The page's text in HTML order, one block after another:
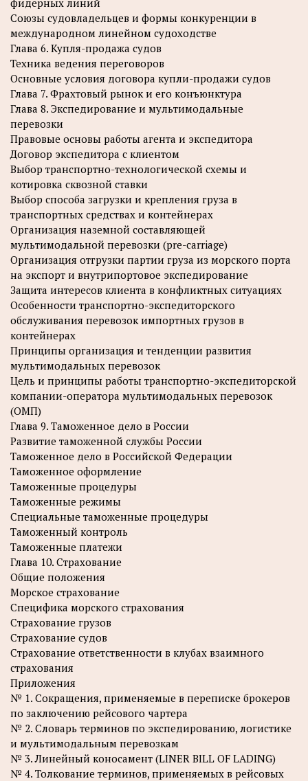
фидерных линий
Союзы судовладельцев и формы конкуренции в
международном линейном судоходстве
Глава 6. Купля-продажа судов
Техника ведения переговоров
Основные условия договора купли-продажи судов
Глава 7. Фрахтовый рынок и его конъюнктура
Глава 8. Экспедирование и мультимодальные
перевозки
Правовые основы работы агента и экспедитора
Договор экспедитора с клиентом
Выбор транспортно-технологической схемы и
котировка сквозной ставки
Выбор способа загрузки и крепления груза в
транспортных средствах и контейнерах
Организация наземной составляющей
мультимодальной перевозки (pre-carriage)
Организация отгрузки партии груза из морского порта
на экспорт и внутрипортовое экспедирование
Защита интересов клиента в конфликтных ситуациях
Особенности транспортно-экспедиторского
обслуживания перевозок импортных грузов в
контейнерах
Принципы организация и тенденции развития
мультимодальных перевозок
Цель и принципы работы транспортно-экспедиторской
компании-оператора мультимодальных перевозок
(ОМП)
Глава 9. Таможенное дело в России
Развитие таможенной службы России
Таможенное дело в Российской Федерации
Таможенное оформление
Таможенные процедуры
Таможенные режимы
Специальные таможенные процедуры
Таможенный контроль
Таможенные платежи
Глава 10. Страхование
Общие положения
Морское страхование
Специфика морского страхования
Страхование грузов
Страхование судов
Страхование ответственности в клубах взаимного
страхования
Приложения
№ 1. Сокращения, применяемые в переписке брокеров
по заключению рейсового чартера
№ 2. Словарь терминов по экспедированию, логистике
и мультимодальным перевозкам
№ 3. Линейный коносамент (LINER BILL OF LADING)
№ 4. Толкование терминов, применяемых в рейсовых